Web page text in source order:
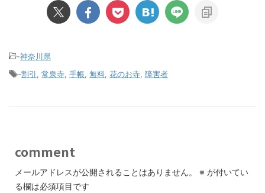
-神奈川県
-割引 常泉寺 手帳 無料 花のお寺 障害者
comment
メールアドレスが公開されることはありません。 ※ が付いてい
る欄は必須項目です